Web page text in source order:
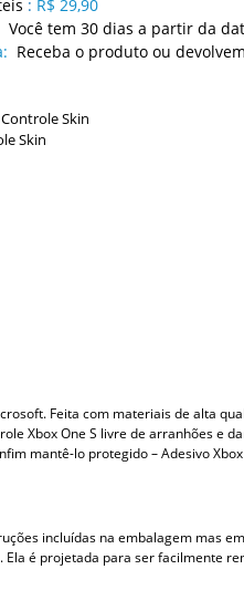
: R$ 29,90
Você tem 30 dias a partir da
Receba o produto ou
Skin
Skin
Feita com materiais de alta
Xbox One S livre de arranhões e
mantê-lo protegido – Adesivo
incluídas na embalagem mas
é projetada para ser facilmente